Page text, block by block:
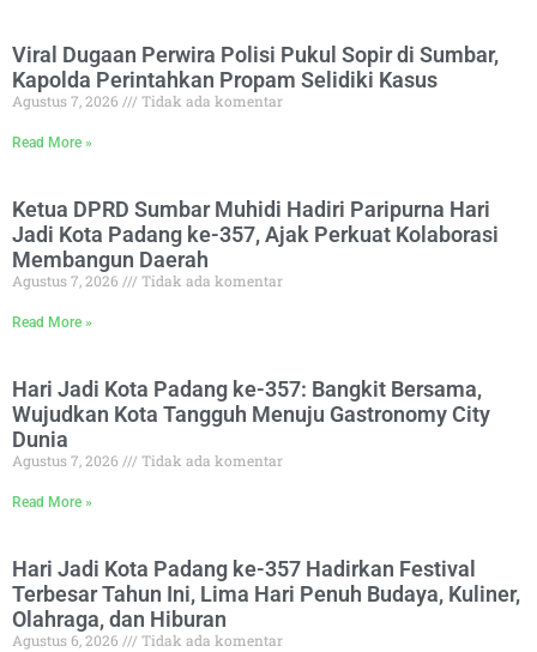
Viral Dugaan Perwira Polisi Pukul Sopir di Sumbar,
Kapolda Perintahkan Propam Selidiki Kasus
Agustus 7, 2026 Tidak ada komentar
Read More »
Ketua DPRD Sumbar Muhidi Hadiri Paripurna Hari
Jadi Kota Padang ke-357, Ajak Perkuat Kolaborasi
Membangun Daerah
Agustus 7, 2026 Tidak ada komentar
Read More »
Hari Jadi Kota Padang ke-357: Bangkit Bersama,
Wujudkan Kota Tangguh Menuju Gastronomy City
Dunia
Agustus 7, 2026 Tidak ada komentar
Read More »
Hari Jadi Kota Padang ke-357 Hadirkan Festival
Terbesar Tahun Ini, Lima Hari Penuh Budaya, Kuliner,
Olahraga, dan Hiburan
Agustus 6, 2026 Tidak ada komentar